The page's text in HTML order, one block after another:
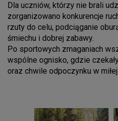
Dla uczniów, którzy nie brali
zorganizowano konkurencje
rzuty do celu, podciąganie
śmiechu i dobrej zabawy.
Po sportowych zmaganiach
wspólne ognisko, gdzie
oraz chwile odpoczynku w